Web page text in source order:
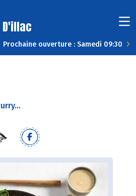
Prochaine ouverture : Samedi 09:30